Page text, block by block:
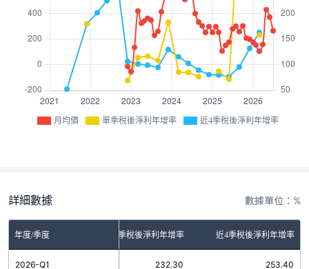
月均價 單季稅後淨利年增率 近4季稅後淨利年增率
詳細數據 數據單位：%
年度/季度 單季稅後淨利年增率 近4季稅後淨利年增率
2026-Q1 232.30 253.40